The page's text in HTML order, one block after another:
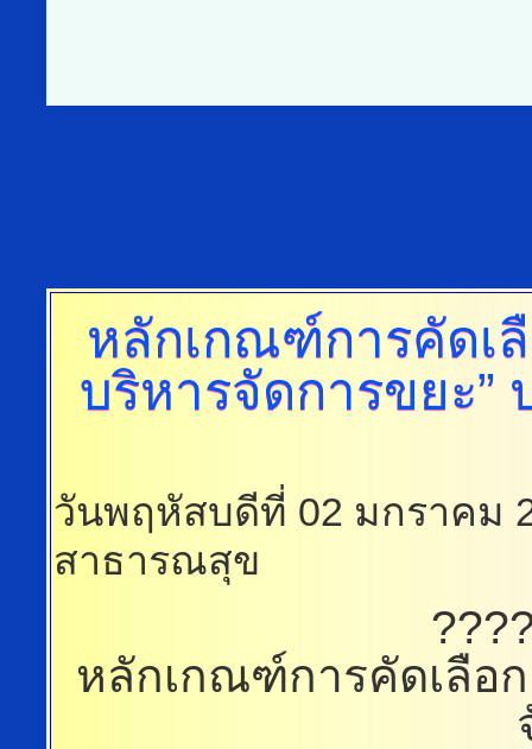
หลักเกณฑ์การคัดเ
บริหารจัดการขยะ”
วันพฤหัสบดีที่ 02 มกราคม
สาธารณสุข
หลักเกณฑ์การคัดเลือ